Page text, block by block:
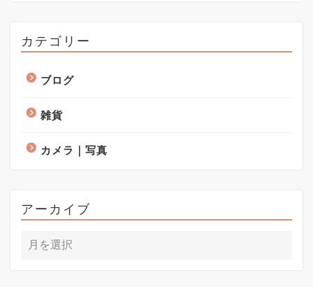
カテゴリー
ブログ
雑貨
カメラ｜写真
アーカイブ